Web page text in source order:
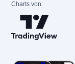
Charts von